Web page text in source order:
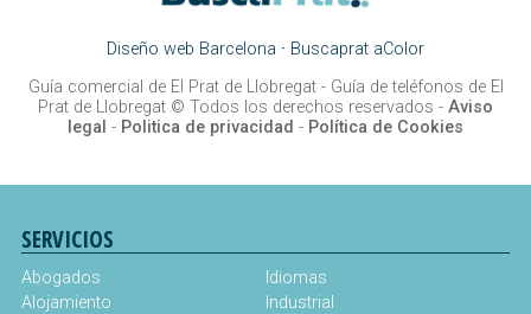
Diseño web Barcelona · Buscaprat aColor
Guía comercial de El Prat de Llobregat - Guía de teléfonos de El
Prat de Llobregat © Todos los derechos reservados - Aviso
legal - Politica de privacidad - Política de Cookies
SERVICIOS
Abogados
Alojamiento
Idiomas
Industrial